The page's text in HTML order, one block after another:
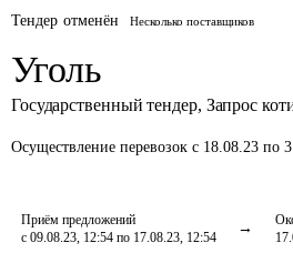
Тендер отменён Несколько поставщиков
Уголь
Государственный тендер, Запрос
Осуществление перевозок с 18.08.23 по
Приём предложений
с 09.08.23, 12:54 по 17.08.23, 12:54